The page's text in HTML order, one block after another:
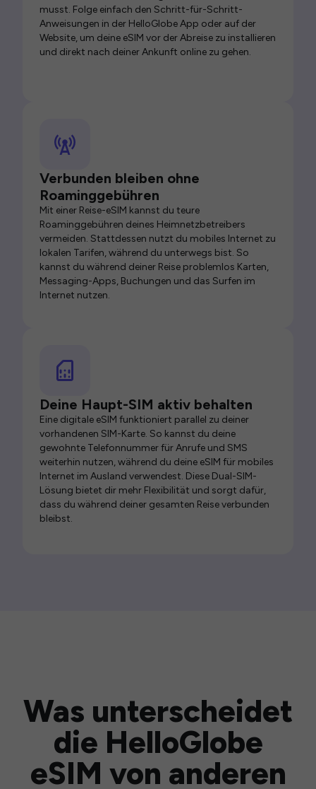
musst. Folge einfach den Schritt-für-Schritt-
Anweisungen in der HelloGlobe App oder auf der
Website, um deine eSIM vor der Abreise zu installieren
und direkt nach deiner Ankunft online zu gehen.
Verbunden bleiben ohne
Roaminggebühren
Mit einer Reise-eSIM kannst du teure
Roaminggebühren deines Heimnetzbetreibers
vermeiden. Stattdessen nutzt du mobiles Internet zu
lokalen Tarifen, während du unterwegs bist. So
kannst du während deiner Reise problemlos Karten,
Messaging-Apps, Buchungen und das Surfen im
Internet nutzen.
Deine Haupt-SIM aktiv behalten
Eine digitale eSIM funktioniert parallel zu deiner
vorhandenen SIM-Karte. So kannst du deine
gewohnte Telefonnummer für Anrufe und SMS
weiterhin nutzen, während du deine eSIM für mobiles
Internet im Ausland verwendest. Diese Dual-SIM-
Lösung bietet dir mehr Flexibilität und sorgt dafür,
dass du während deiner gesamten Reise verbunden
bleibst.
Was unterscheidet
die HelloGlobe
eSIM von anderen